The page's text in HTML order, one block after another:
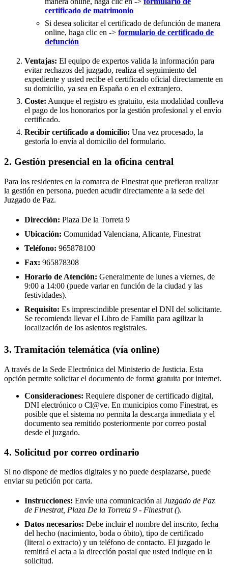
certificado de matrimonio
Si desea solicitar el certificado de defunción de manera
online, haga clic en -> formulario de certificado de
defunción
Ventajas: El equipo de expertos valida la información para
evitar rechazos del juzgado, realiza el seguimiento del
expediente y usted recibe el certificado oficial directamente en
su domicilio, ya sea en España o en el extranjero.
Coste: Aunque el registro es gratuito, esta modalidad conlleva
el pago de los honorarios por la gestión profesional y el envío
certificado.
Recibir certificado a domicilio: Una vez procesado, la
gestoría lo envía al domicilio del formulario.
2. Gestión presencial en la oficina central
Para los residentes en la comarca de Finestrat que prefieran realizar
la gestión en persona, pueden acudir directamente a la sede del
Juzgado de Paz.
Dirección: Plaza De la Torreta 9
Ubicación: Comunidad Valenciana, Alicante, Finestrat
Teléfono: 965878100
Fax: 965878308
Horario de Atención: Generalmente de lunes a viernes, de
9:00 a 14:00 (puede variar en función de la ciudad y las
festividades).
Requisito: Es imprescindible presentar el DNI del solicitante.
Se recomienda llevar el Libro de Familia para agilizar la
localización de los asientos registrales.
3. Tramitación telemática (vía online)
A través de la Sede Electrónica del Ministerio de Justicia. Esta
opción permite solicitar el documento de forma gratuita por internet.
Consideraciones: Requiere disponer de certificado digital,
DNI electrónico o Cl@ve. En municipios como Finestrat, es
posible que el sistema no permita la descarga inmediata y el
documento sea remitido posteriormente por correo postal
desde el juzgado.
4. Solicitud por correo ordinario
Si no dispone de medios digitales y no puede desplazarse, puede
enviar su petición por carta.
Instrucciones: Envíe una comunicación al Juzgado de Paz
de Finestrat, Plaza De la Torreta 9 - Finestrat ().
Datos necesarios: Debe incluir el nombre del inscrito, fecha
del hecho (nacimiento, boda o óbito), tipo de certificado
(literal o extracto) y un teléfono de contacto. El juzgado le
remitirá el acta a la dirección postal que usted indique en la
solicitud.